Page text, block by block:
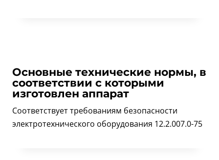
Основные технические нормы, в
соответствии с которыми
изготовлен аппарат
Соответствует требованиям безопасности
электротехнического оборудования 12.2.007.0-75